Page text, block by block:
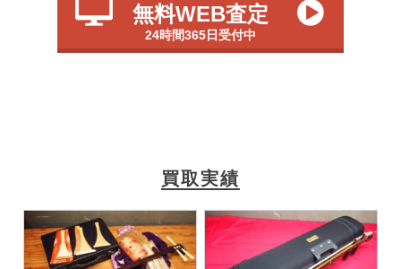
無料WEB査定
24時間365日受付中
買取実績